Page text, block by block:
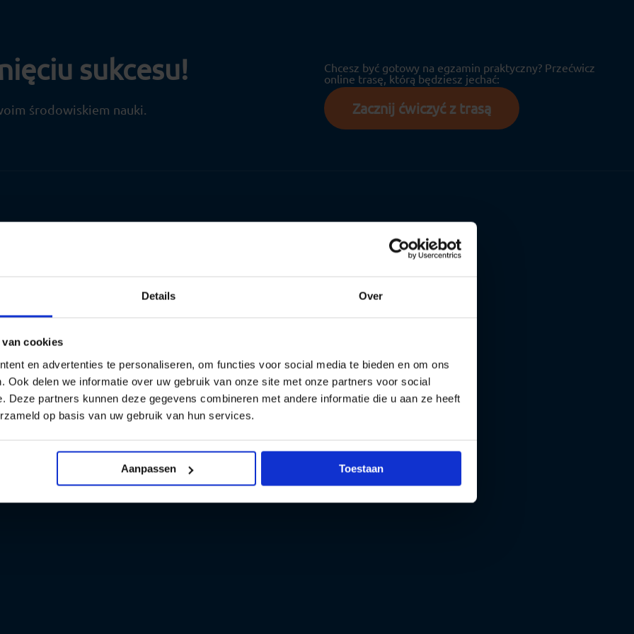
Details Over
cookies
en advertenties te personaliseren, om functies voor social media te bieden en om ons
Ook delen we informatie over uw gebruik van onze site met onze partners voor social
Deze partners kunnen deze gegevens combineren met andere informatie die u aan ze heeft
op basis van uw gebruik van hun services.
Aanpassen Toestaan
sukcesu!
środowiskiem nauki.
Chcesz być gotowy na egzamin praktyczny? Przećwicz
online trasę, którą będziesz jechać:
Zacznij ćwiczyć z trasą